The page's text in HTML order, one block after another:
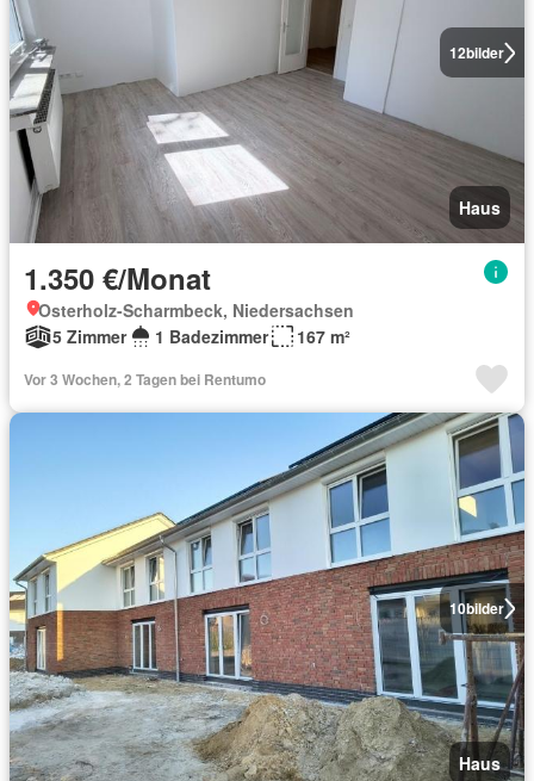
12bilder
Haus
1.350 €/Monat
Osterholz-Scharmbeck, Niedersachsen
5 Zimmer
1 Badezimmer 167 m²
Vor 3 Wochen, 2 Tagen bei Rentumo
10bilder
Haus